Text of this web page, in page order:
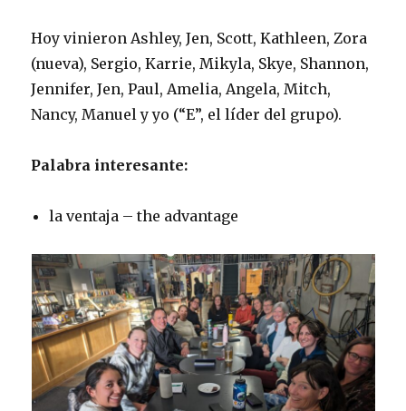
Hoy vinieron Ashley, Jen, Scott, Kathleen, Zora
(nueva), Sergio, Karrie, Mikyla, Skye, Shannon,
Jennifer, Jen, Paul, Amelia, Angela, Mitch,
Nancy, Manuel y yo (“E”, el líder del grupo).
Palabra interesante:
la ventaja – the advantage